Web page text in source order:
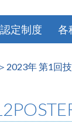
認定制度 各
2023年 第1回